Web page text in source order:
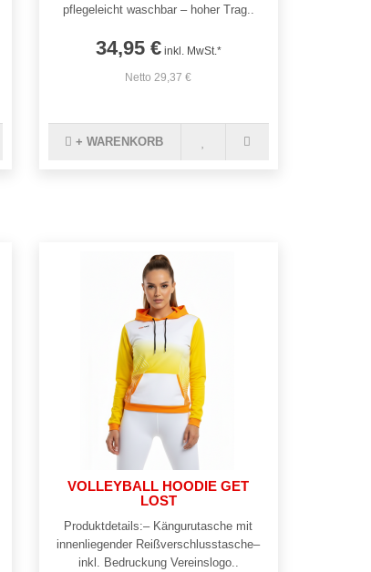
pflegeleicht waschbar – hoher Trag..
34,95 €inkl. MwSt.*
Netto 29,37 €
+ WARENKORB
VOLLEYBALL HOODIE GET
LOST
Produktdetails:– Kängurutasche mit
innenliegender Reißverschlusstasche–
inkl. Bedruckung Vereinslogo..